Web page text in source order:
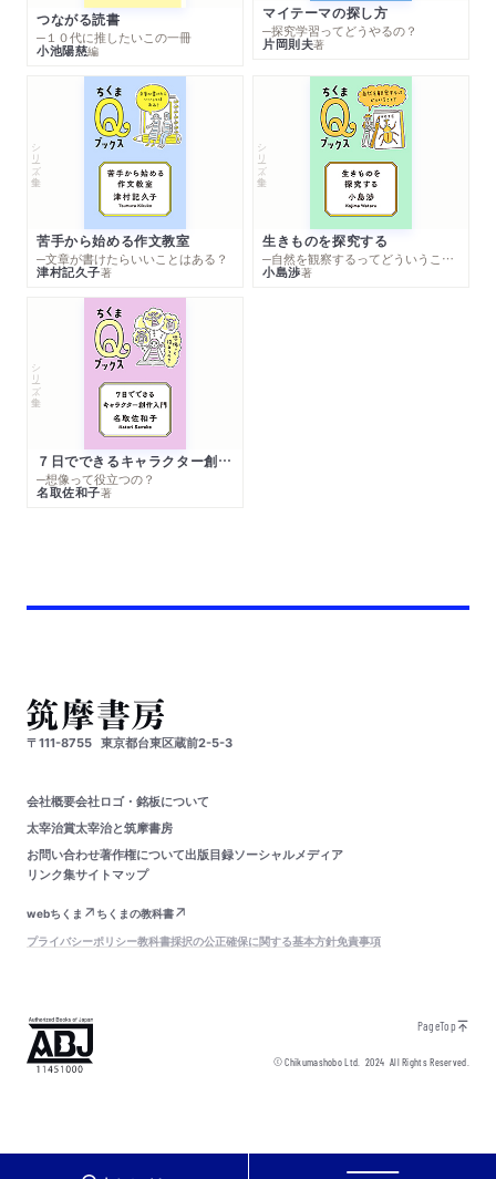
つながる読書
─１０代に推したいこの一冊
小池陽慈編
マイテーマの探し方
─探究学習ってどうやるの？
片岡則夫著
シリーズ・全集
苦手から始める作文教室
─文章が書けたらいいことはある？
津村記久子著
シリーズ・全集
生きものを探究する
─自然を観察するってどういうこと？
小島渉著
シリーズ・全集
７日でできるキャラクター創作入門
─想像って役立つの？
名取佐和子著
〒111-8755 東京都台東区蔵前2-5-3
会社概要会社ロゴ・銘板について
太宰治賞太宰治と筑摩書房
お問い合わせ著作権について出版目録ソーシャルメディア
リンク集サイトマップ
webちくま
ちくまの教科書
プライバシーポリシー教科書採択の公正確保に関する基本方針免責事項
PageTop
© Chikumashobo Ltd.2024 All Rights Reserved.